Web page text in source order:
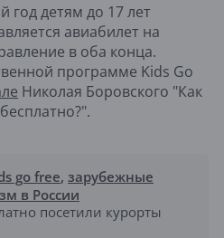
год детям до 17 лет
авиабилет на
в оба конца.
программе Kids Go
Николая Боровского "Как
go free, зарубежные
в России
посетили курорты